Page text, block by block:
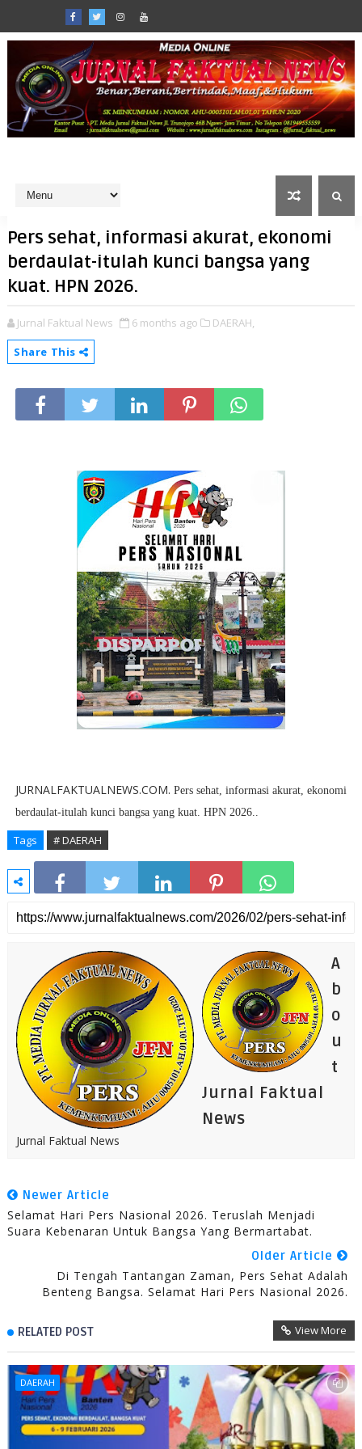
Pers sehat, informasi akurat, ekonomi
berdaulat-itulah kunci bangsa yang
kuat. HPN 2026.
Jurnal Faktual News 6 months ago
DAERAH,
Share This
JURNALFAKTUALNEWS.COM. Pers sehat, informasi akurat, ekonomi
berdaulat-itulah kunci bangsa yang kuat. HPN 2026..
Tags # DAERAH
A
b
o
u
t
Jurnal Faktual
News
Jurnal Faktual News
Newer Article
Selamat Hari Pers Nasional 2026. Teruslah Menjadi
Suara Kebenaran Untuk Bangsa Yang Bermartabat.
Older Article
Di Tengah Tantangan Zaman, Pers Sehat Adalah
Benteng Bangsa. Selamat Hari Pers Nasional 2026.
RELATED POST View More
DAERAH